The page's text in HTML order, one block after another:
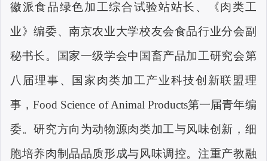
徽派食品绿色加工综合试验站站长、《肉类工
业》编委、南京农业大学校友会食品行业分会副
秘书长。国家一级学会中国畜产品加工研究会第
八届理事、国家肉类加工产业科技创新联盟理
事，Food Science of Animal Products第一届青年编
委。研究方向为动物源肉类加工与风味创新，细
胞培养肉制品品质形成与风味调控。注重产教融